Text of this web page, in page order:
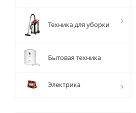
Техника для уборки
Бытовая техника
Электрика